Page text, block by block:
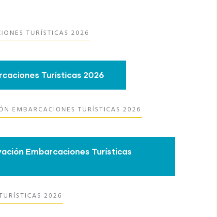
TURÍSTICAS 2026
Turísticas 2026
EMBARCACIONES TURÍSTICAS 2026
Embarcaciones Turísticas
2026